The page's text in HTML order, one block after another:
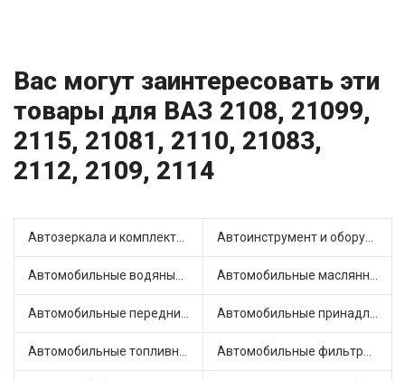
Вас могут заинтересовать эти
товары для ВАЗ 2108, 21099,
2115, 21081, 2110, 21083,
2112, 2109, 2114
Автозеркала и комплектующие (19) Автоинструмент и оборудование (4)
Автомобильные водяные насосы (25) Автомобильные маслянные насосы (5)
Автомобильные передние фары (9) Автомобильные принадлежности и аксессуары (6)
Автомобильные топливные насосы (40) Автомобильные фильтры (1)